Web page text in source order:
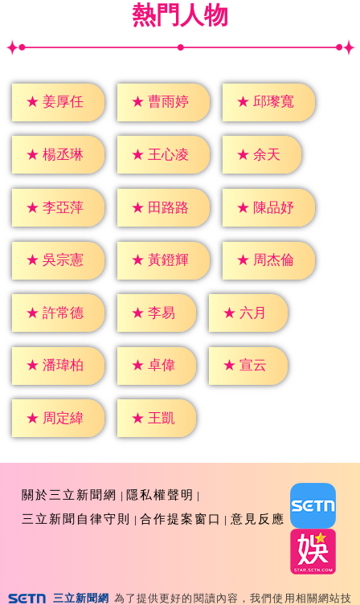
熱門人物
★ 姜厚任 ★ 曹雨婷 ★ 邱瓈寬
★ 楊丞琳 ★ 王心凌 ★ 余天
★ 李亞萍 ★ 田路路 ★ 陳品妤
★ 吳宗憲 ★ 黃鐙輝 ★ 周杰倫
★ 許常德 ★ 李易 ★ 六月
★ 潘瑋柏 ★ 卓偉 ★ 宣云
★ 周定緯 ★ 王凱
關於三立新聞網
隱私權聲明
三立新聞自律守則
合作提案窗口 意見反應
三立新聞網 為了提供更好的閱讀內容，我們使用相關網站技